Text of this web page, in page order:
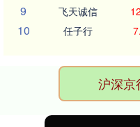
9 飞天诚信
10 任子行
沪深京